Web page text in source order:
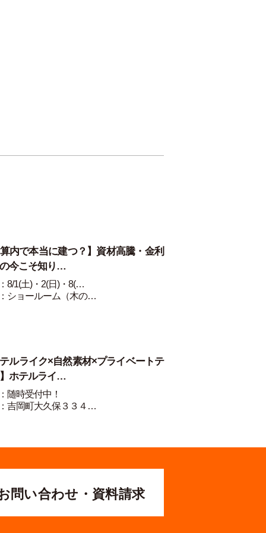
内で本当に建つ？】資材高騰・金利
今こそ知り…
8/1(土)・2(日)・8(…
ショールーム（木の…
ルライク×自然素材×プライベートテ
ホテルライ…
随時受付中！
吉岡町大久保３３４…
問い合わせ・資料請求